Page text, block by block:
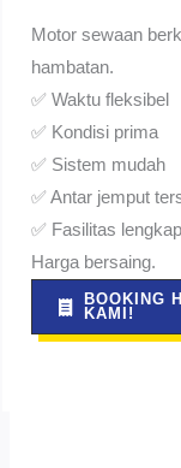
Motor sewaan
hambatan.
✅ Waktu fleksibel
✅ Kondisi prima
✅ Sistem mudah
✅ Antar jemput
✅ Fasilitas lengkap
Harga bersaing.
BOOKING
KAMI!